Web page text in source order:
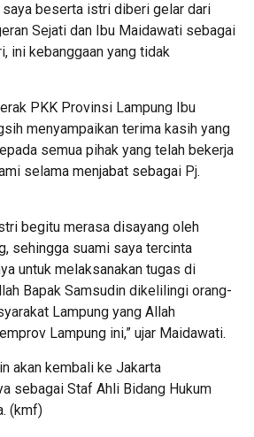
saya beserta istri diberi gelar dari
Sejati dan Ibu Maidawati sebagai
ini kebanggaan yang tidak
PKK Provinsi Lampung Ibu
menyampaikan terima kasih yang
semua pihak yang telah bekerja
selama menjabat sebagai Pj.
begitu merasa disayang oleh
sehingga suami saya tercinta
untuk melaksanakan tugas di
Bapak Samsudin dikelilingi orang-
Lampung yang Allah
Lampung ini,” ujar Maidawati.
akan kembali ke Jakarta
sebagai Staf Ahli Bidang Hukum
(kmf)